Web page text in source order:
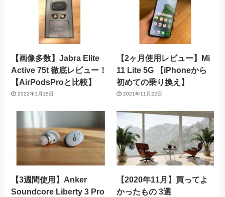
【画像多数】Jabra Elite
Active 75t 徹底レビュー！
【AirPodsProと比較】
2022年1月15日
【2ヶ月使用レビュー】Mi
11 Lite 5G 【iPhoneから
初めての乗り換え】
2021年11月22日
【3週間使用】Anker
Soundcore Liberty 3 Pro
【2020年11月】買ってよ
かったもの 3選